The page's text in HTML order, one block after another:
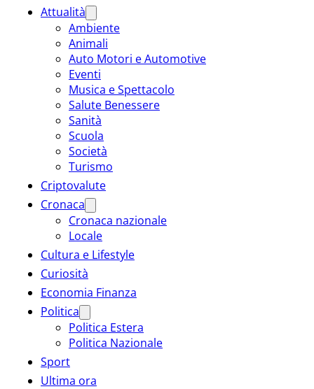
Attualità
Ambiente
Animali
Auto Motori e Automotive
Eventi
Musica e Spettacolo
Salute Benessere
Sanità
Scuola
Società
Turismo
Criptovalute
Cronaca
Cronaca nazionale
Locale
Cultura e Lifestyle
Curiosità
Economia Finanza
Politica
Politica Estera
Politica Nazionale
Sport
Ultima ora